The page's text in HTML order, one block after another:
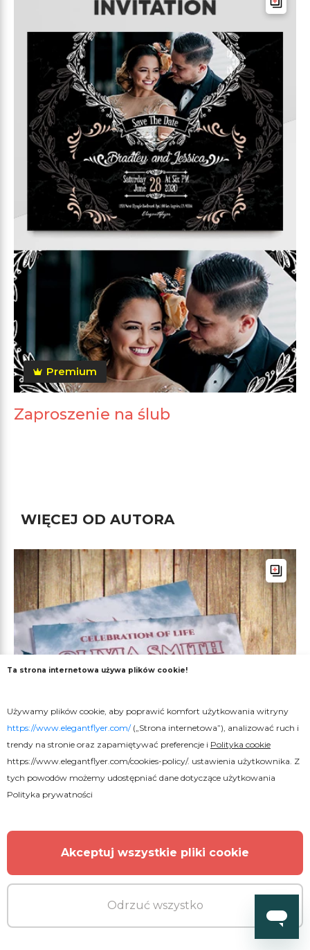
Premium
Zaproszenie na ślub
WIĘCEJ OD AUTORA
Ta strona internetowa używa plików cookie!
Używamy plików cookie, aby poprawić komfort użytkowania witryny
https://www.elegantflyer.com/(„Strona internetowa”), analizować ruch i
trendy na stronie oraz zapamiętywać preferencje i Polityka cookie
https://www.elegantflyer.com/cookies-policy/. ustawienia użytkownika. Z
tych powodów możemy udostępniać dane dotyczące użytkowania
Polityka prywatności
Akceptuj wszystkie pliki cookie
Odrzuć wszystko